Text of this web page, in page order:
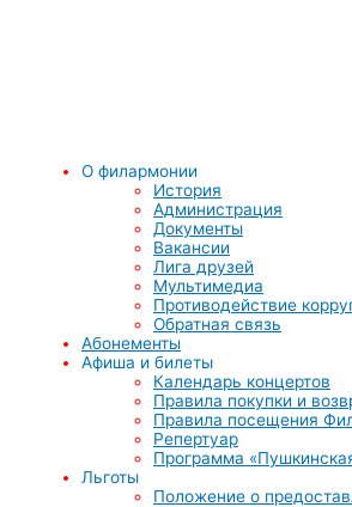
О филармонии
История
Администрация
Документы
Вакансии
Лига друзей
Мультимедиа
Противодействие
Обратная связь
Абонементы
Афиша и билеты
Календарь концертов
Правила покупки и
Правила посещения
Репертуар
Программа
Льготы
Положение о